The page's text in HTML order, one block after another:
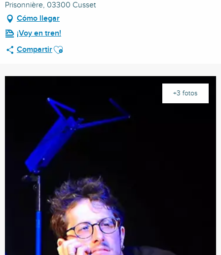
Prisonnière, 03300 Cusset
Cómo llegar
¡Voy en tren!
CompartirAjouter aux favoris
+3 fotos